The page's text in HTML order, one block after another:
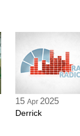
15 Apr 2025
Derrick